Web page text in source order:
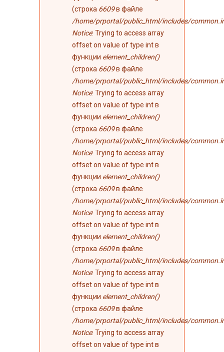
(строка 6609в файле
/home/prportal/public_html/includes/
Notice: Trying to access array
offset on value of type int в
функции element_children()
(строка 6609в файле
/home/prportal/public_html/includes/
Notice: Trying to access array
offset on value of type int в
функции element_children()
(строка 6609в файле
/home/prportal/public_html/includes/
Notice: Trying to access array
offset on value of type int в
функции element_children()
(строка 6609в файле
/home/prportal/public_html/includes/
Notice: Trying to access array
offset on value of type int в
функции element_children()
(строка 6609в файле
/home/prportal/public_html/includes/
Notice: Trying to access array
offset on value of type int в
функции element_children()
(строка 6609в файле
/home/prportal/public_html/includes/
Notice: Trying to access array
offset on value of type int в